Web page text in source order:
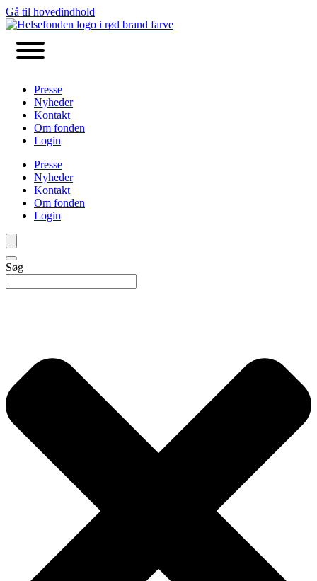
Gå til hovedindhold
Presse
Nyheder
Kontakt
Om fonden
Login
Presse
Nyheder
Kontakt
Om fonden
Login
Søg